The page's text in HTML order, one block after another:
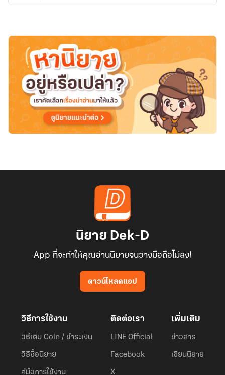
นิยาย Dek-D
App ที่จะทำให้คุณอ่านนิยายจนวางมือถือไม่ลง!
ดาวน์โหลดแอป
วิธีการใช้งาน
วิธีเติม Coin / ชำระเงิน
วิธีซื้อนิยาย
คู่มือการใช้งาน
ติดต่อเรา
LINE Official
Facebook
X
เพิ่มเติม
ข่าวสาร
เขียนนิยาย